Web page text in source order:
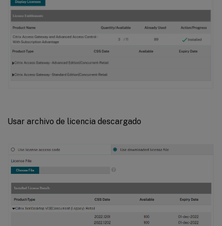
Usar archivo de licencia descargado